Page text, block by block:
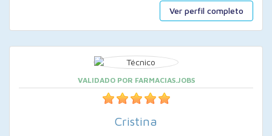
Ver perfil completo
VALIDADO POR FARMACIAS.JOBS
Cristina